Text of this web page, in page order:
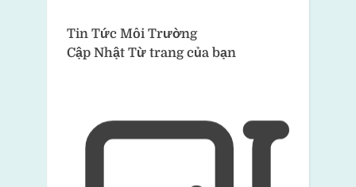
Tin Tức Môi Trường
Cập Nhật Từ trang của bạn